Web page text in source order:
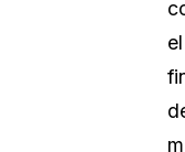
el